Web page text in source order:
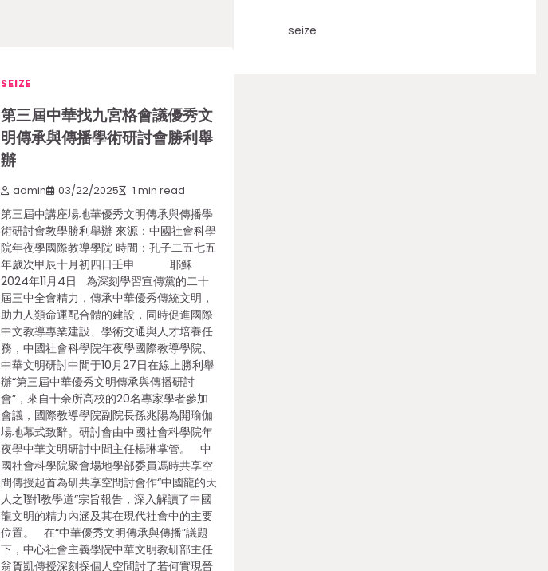
SEIZE
第三屆中華找九宮格會議優秀文
明傳承與傳播學術研討會勝利舉
辦
admin 03/22/2025 1 min read
第三屆中講座場地華優秀文明傳承與傳播學
術研討會教學勝利舉辦 來源：中國社會科學
院年夜學國際教導學院 時間：孔子二五七五
年歲次甲辰十月初四日壬申 耶穌
2024年11月4日 為深刻學習宣傳黨的二十
屆三中全會精力，傳承中華優秀傳統文明，
助力人類命運配合體的建設，同時促進國際
中文教導專業建設、學術交通與人才培養任
務，中國社會科學院年夜學國際教導學院、
中華文明研討中間于10月27日在線上勝利舉
辦“第三屆中華優秀文明傳承與傳播研討
會”，來自十余所高校的20名專家學者參加
會議，國際教導學院副院長孫兆陽為開瑜伽
場地幕式致辭。研討會由中國社會科學院年
夜學中華文明研討中間主任楊琳掌管。 中
國社會科學院聚會場地學部委員馮時共享空
間傳授起首為研共享空間討會作“中國龍的天
人之1對1教學道”宗旨報告，深入解讀了中國
龍文明的精力內涵及其在現代社會中的主要
位置。 在“中華優秀文明傳承與傳播”議題
下，中心社會主義學院中華文明教研部主任
翁賀凱傳授深刻探個人空間討了若何實現晉
seize